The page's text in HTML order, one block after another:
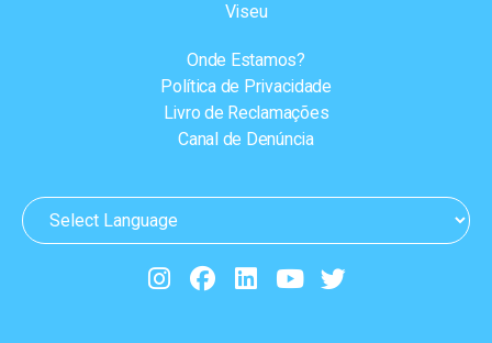
Viseu
Onde Estamos?
Política de Privacidade
Livro de Reclamações
Canal de Denúncia